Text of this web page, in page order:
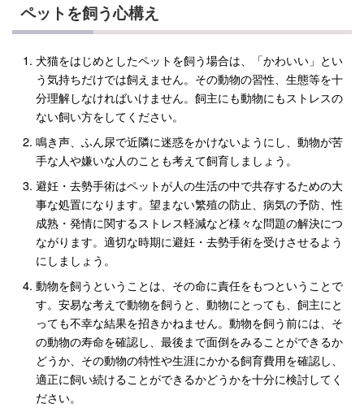
ペットを飼う心構え
犬猫をはじめとしたペットを飼う場合は、「かわいい」とい
う気持ちだけでは飼えません。その動物の習性、生態等を十
分理解しなければいけません。飼主にも動物にもストレスの
ない飼い方をしてください。
鳴き声、ふん尿で近隣に迷惑をかけないようにし、動物が苦
手な人や嫌いな人のことも考えて飼育しましょう。
避妊・去勢手術はペットが人の生活の中で共存するための大
事な処置になります。望まない繁殖の防止、病気の予防、性
成熟・発情に関するストレス軽減など様々な問題の解決につ
ながります。適切な時期に避妊・去勢手術を受けさせるよう
にしましょう。
動物を飼うということは、その命に責任をもつということで
す。安易な考えで動物を飼うと、動物にとっても、飼主にと
っても不幸な結果を招きかねません。動物を飼う前には、そ
の動物の寿命を確認し、最後まで面倒をみることができるか
どうか、その動物の特性や生涯にかかる飼育費用を確認し、
適正に飼い続けることができるかどうかを十分に検討してく
ださい。